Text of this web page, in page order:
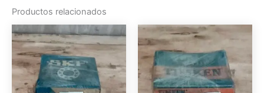
Productos relacionados